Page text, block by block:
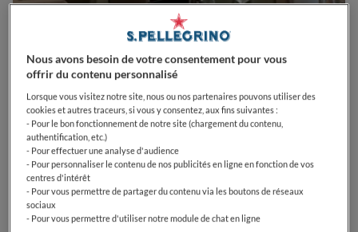
0 0
5 Rue du Maréchal Foch
VOIR SUR LA CARTE
Nous avons besoin de votre consentement pour vous
offrir du contenu personnalisé
Lorsque vous visitez notre site, nous ou nos partenaires pouvons utiliser des
cookies et autres traceurs, si vous y consentez, aux fins suivantes :
- Pour le bon fonctionnement de notre site (chargement du contenu,
authentification, etc.)
- Pour effectuer une analyse d'audience
- Pour personnaliser le contenu de nos publicités en ligne en fonction de vos
centres d'intérêt
- Pour vous permettre de partager du contenu via les boutons de réseaux
sociaux
- Pour vous permettre d'utiliser notre module de chat en ligne